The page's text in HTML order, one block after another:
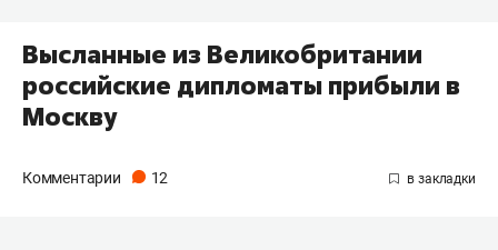
Высланные из Великобритании
российские дипломаты прибыли в
Москву
Комментарии 12